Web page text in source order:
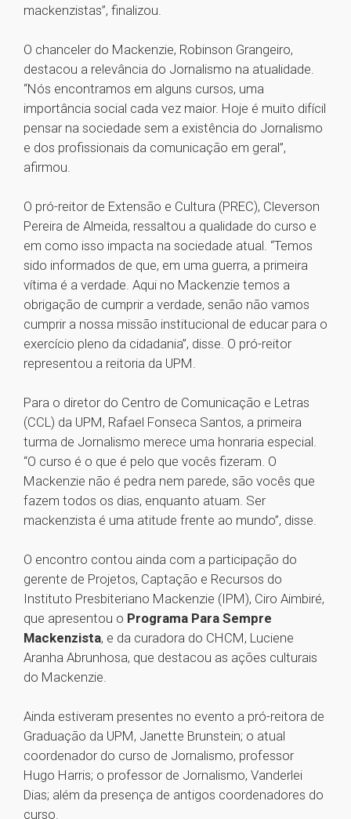
mackenzistas”, finalizou.
O chanceler do Mackenzie, Robinson Grangeiro,
destacou a relevância do Jornalismo na atualidade.
“Nós encontramos em alguns cursos, uma
importância social cada vez maior. Hoje é muito difícil
pensar na sociedade sem a existência do Jornalismo
e dos profissionais da comunicação em geral”,
afirmou.
O pró-reitor de Extensão e Cultura (PREC), Cleverson
Pereira de Almeida, ressaltou a qualidade do curso e
em como isso impacta na sociedade atual. “Temos
sido informados de que, em uma guerra, a primeira
vítima é a verdade. Aqui no Mackenzie temos a
obrigação de cumprir a verdade, senão não vamos
cumprir a nossa missão institucional de educar para o
exercício pleno da cidadania”, disse. O pró-reitor
representou a reitoria da UPM.
Para o diretor do Centro de Comunicação e Letras
(CCL) da UPM, Rafael Fonseca Santos, a primeira
turma de Jornalismo merece uma honraria especial.
“O curso é o que é pelo que vocês fizeram. O
Mackenzie não é pedra nem parede, são vocês que
fazem todos os dias, enquanto atuam. Ser
mackenzista é uma atitude frente ao mundo”, disse.
O encontro contou ainda com a participação do
gerente de Projetos, Captação e Recursos do
Instituto Presbiteriano Mackenzie (IPM), Ciro Aimbiré,
que apresentou o Programa Para Sempre
Mackenzista, e da curadora do CHCM, Luciene
Aranha Abrunhosa, que destacou as ações culturais
do Mackenzie.
Ainda estiveram presentes no evento a pró-reitora de
Graduação da UPM, Janette Brunstein; o atual
coordenador do curso de Jornalismo, professor
Hugo Harris; o professor de Jornalismo, Vanderlei
Dias; além da presença de antigos coordenadores do
curso.